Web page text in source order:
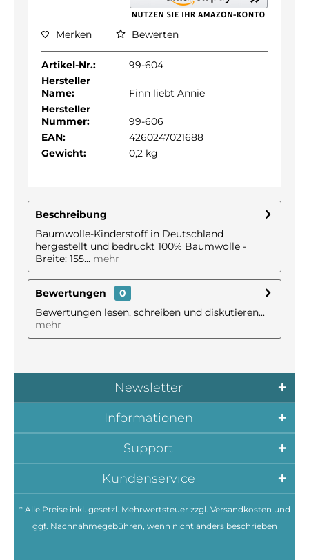
Merken Bewerten
Artikel-Nr.:
99-604
Hersteller
Name:
Finn liebt Annie
Hersteller
Nummer:
99-606
EAN:
4260247021688
Gewicht:
0,2 kg
Beschreibung
Baumwolle-Kinderstoff in Deutschland
hergestellt und bedruckt 100% Baumwolle -
Breite: 155... mehr
Bewertungen
0
Bewertungen lesen, schreiben und diskutieren...
mehr
Kundenservice
Support
Informationen
Newsletter
* Alle Preise inkl. gesetzl. Mehrwertsteuer zzgl. Versandkosten und
ggf. Nachnahmegebühren, wenn nicht anders beschrieben